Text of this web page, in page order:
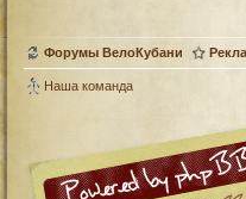
Форумы ВелоКубани
Наша команда